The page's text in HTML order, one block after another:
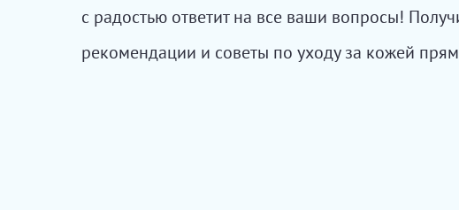
с радостью ответит на все ваши вопросы!
рекомендации и советы по уходу за кожей